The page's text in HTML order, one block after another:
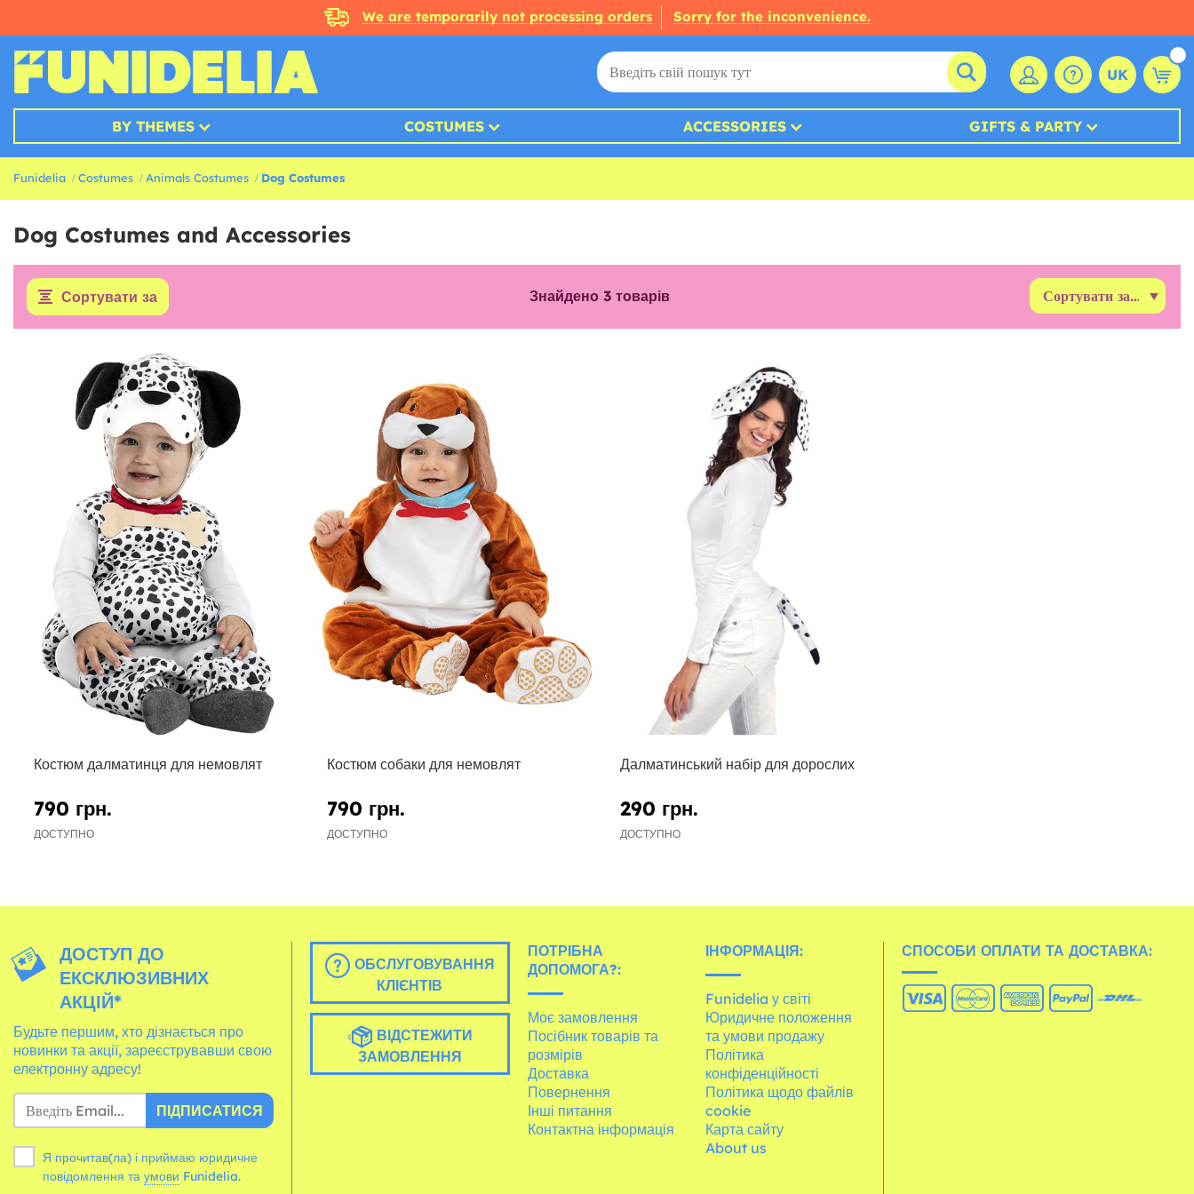
We are temporarily not processing orders Sorry for the inconvenience.
UK
BY THEMES COSTUMES ACCESSORIES GIFTS & PARTY
Funidelia Costumes Animals Costumes Dog Costumes
Dog Costumes and Accessories
Сортувати за Знайдено 3товарів
Костюм далматинця для немовлят
790 грн.
ДОСТУПНО
Костюм собаки для немовлят
790 грн.
ДОСТУПНО
Далматинський набір для дорослих
290 грн.
ДОСТУПНО
ДОСТУП ДО
ЕКСКЛЮЗИВНИХ
АКЦІЙ*
Будьте першим, хто дізнається про
новинки та акції, зареєструвавши свою
електронну адресу!
ПІДПИСАТИСЯ
Я прочитав(ла) і приймаю юридичне
повідомлення та умови Funidelia.
ОБСЛУГОВУВАННЯ
КЛІЄНТІВ
ВІДСТЕЖИТИ
ЗАМОВЛЕННЯ
ПОТРІБНА
ДОПОМОГА?:
Моє замовлення
Посібник товарів та
розмірів
Доставка
Повернення
Інші питання
Контактна інформація
ІНФОРМАЦІЯ:
Funidelia у світі
Юридичне положення
та умови продажу
Політика
конфіденційності
Політика щодо файлів
cookie
Карта сайту
About us
СПОСОБИ ОПЛАТИ ТА ДОСТАВКА: